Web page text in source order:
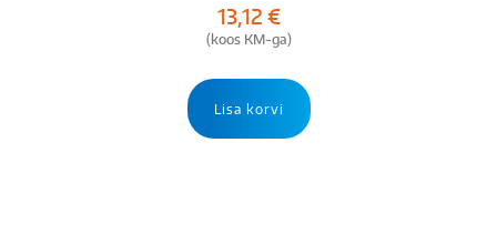
13,12 €
(koos KM-ga)
Lisa korvi